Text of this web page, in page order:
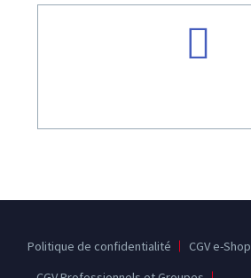
Politique de confidentialité
CGV e-Shop